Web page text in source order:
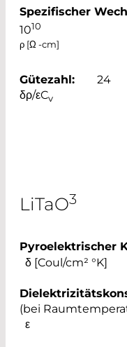
Spezifischer
1010
ρ [Ω -cm]
Gütezahl: 24
δρ/εCv
LiTaO3
δ [Coul/cm² °K]
(bei
ε